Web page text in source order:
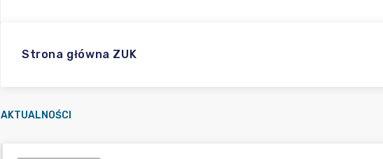
Strona główna ZUK
AKTUALNOŚCI